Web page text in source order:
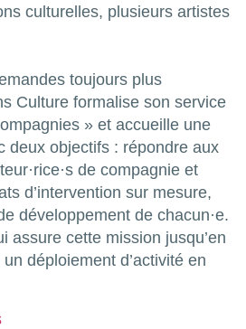
culturelles, plusieurs artistes
toujours plus
Culture formalise son service
» et accueille une
deux objectifs : répondre aux
de compagnie et
d’intervention sur mesure,
développement de chacun·e.
assure cette mission jusqu’en
déploiement d’activité en